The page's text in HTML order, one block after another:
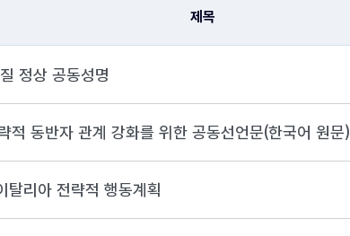
제목
정상 공동성명
적 동반자 관계 강화를 위한 공동선언문(한국어 원문)
리아 전략적 행동계획